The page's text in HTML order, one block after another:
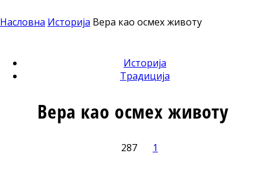
Насловна Историја Вера као осмех животу
Историја
Традиција
Вера као осмех животу
287 1